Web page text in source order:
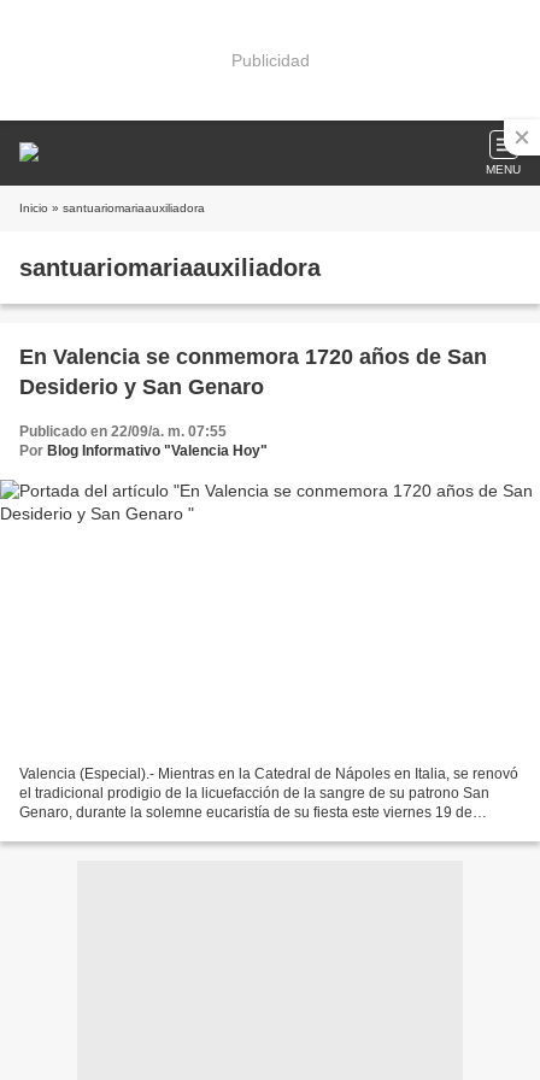
Publicidad
MENU
Inicio » santuariomariaauxiliadora
santuariomariaauxiliadora
En Valencia se conmemora 1720 años de San
Desiderio y San Genaro
Publicado en 22/09/a. m. 07:55
Por Blog Informativo "Valencia Hoy"
Valencia (Especial).- Mientras en la Catedral de Nápoles en Italia, se renovó
el tradicional prodigio de la licuefacción de la sangre de su patrono San
Genaro, durante la solemne eucaristía de su fiesta este viernes 19 de